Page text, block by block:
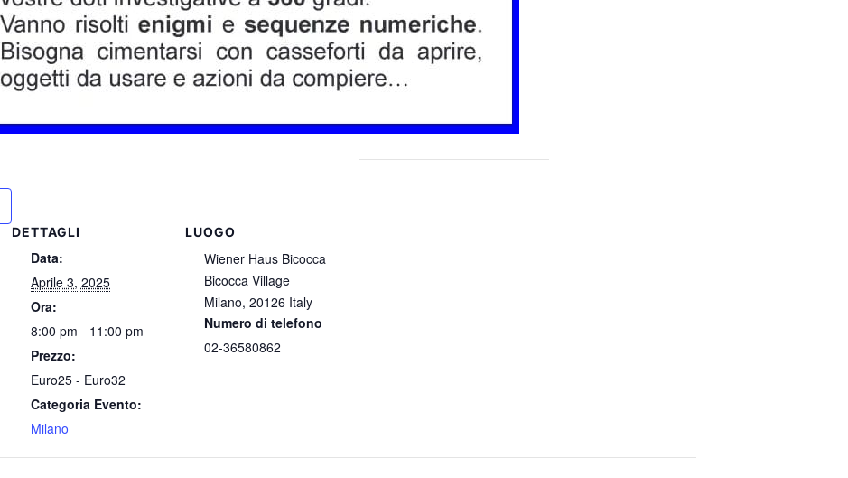
DETTAGLI
Data:
Aprile 3, 2025
Ora:
8:00 pm - 11:00 pm
Prezzo:
Euro25 - Euro32
Categoria Evento:
Milano
LUOGO
Wiener Haus Bicocca
Bicocca Village
Milano, 20126 Italy
Numero di telefono
02-36580862